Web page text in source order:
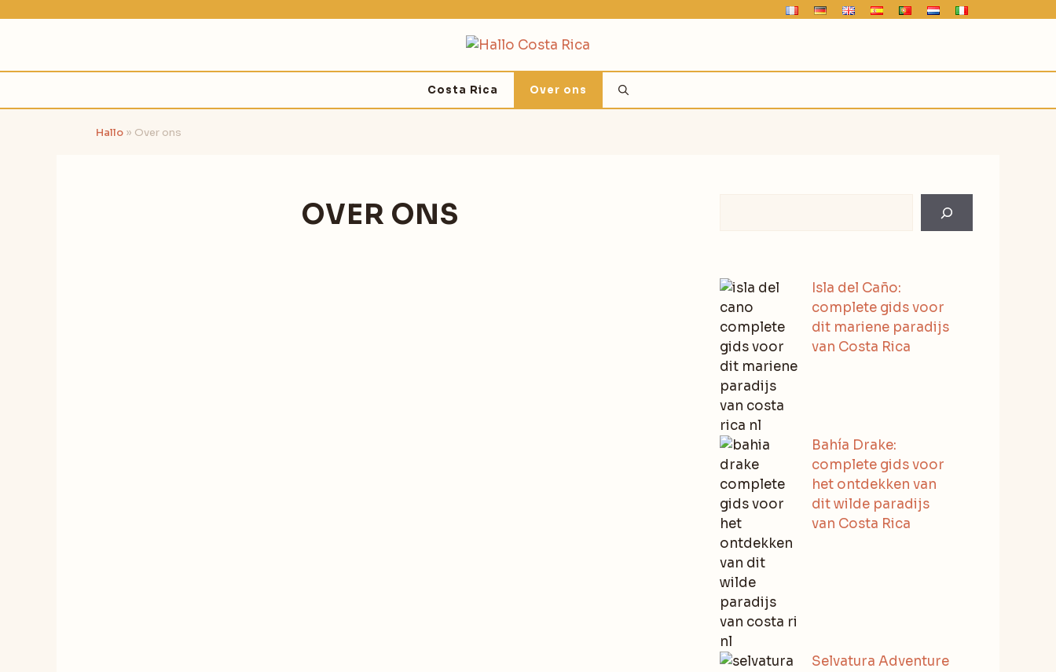
inhoud
Costa Rica Over ons
Hallo » Over ons
OVER ONS
Isla del Caño:
complete gids voor
dit mariene paradijs
van Costa Rica
Bahía Drake:
complete gids voor
het ontdekken van
dit wilde paradijs
van Costa Rica
Selvatura Adventure